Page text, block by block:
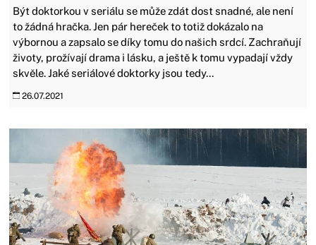
Být doktorkou v seriálu se může zdát dost snadné, ale není
to žádná hračka. Jen pár hereček to totiž dokázalo na
výbornou a zapsalo se díky tomu do našich srdcí. Zachraňují
životy, prožívají drama i lásku, a ještě k tomu vypadají vždy
skvěle. Jaké seriálové doktorky jsou tedy...
26.07.2021